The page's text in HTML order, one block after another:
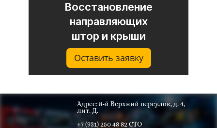
Восстановление
направляющих
штор и крыши
Оставить заявку
Адрес: 8-й Верхний переулок, д. 4,
лит. Д.
+7 (931) 250 48 82 СТО